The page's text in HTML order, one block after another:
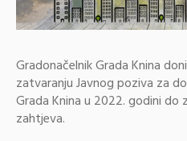
Gradonačelnik Grada Knina
zatvaranju Javnog poziva za
Grada Knina u 2022. godini
zahtjeva.